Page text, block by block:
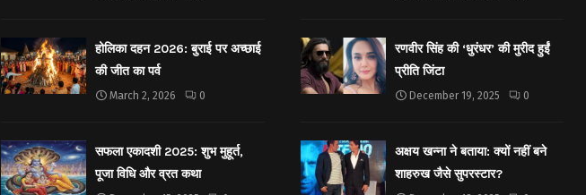
होलिका दहन 2026: बुराई पर अच्छाई
की जीत का पर्व
March 2, 2026 0
सफला एकादशी 2025: शुभ मुहूर्त,
पूजा विधि और व्रत कथा
रणवीर सिंह की ‘धुरंधर’ की मुरीद हुईं
प्रीति जिंटा
December 19, 2025 0
अक्षय खन्ना ने बताया: क्यों नहीं बने
शाहरुख जैसे सुपरस्टार?